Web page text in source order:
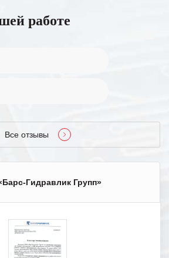
работе
Все отзывы
Гидравлик Групп»